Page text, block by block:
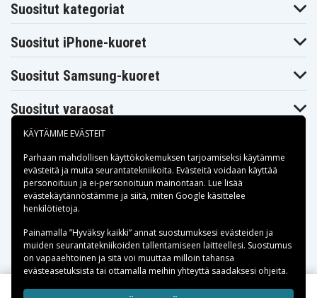
Suositut kategoriat
Suositut iPhone-kuoret
Suositut Samsung-kuoret
Suositut varaosat
Maksuvaihtoehdot
Toimitusvaihtoehdot
KÄYTÄMME EVÄSTEIT
Parhaan mahdollisen käyttökokemuksen tarjoamiseksi käytämme
evästeitä ja muita seurantatekniikoita. Evästeitä voidaan käyttää
personoituun ja ei-personoituun mainontaan. Lue lisää
evästekäytännöstämme ja siitä, miten Google käsittelee
henkilötietoja.
Painamalla ”Hyväksy kaikki” annat suostumuksesi evästeiden ja
muiden seurantatekniikoiden tallentamiseen laitteellesi. Suostumus
on vapaaehtoinen ja sitä voi muuttaa milloin tahansa
evästeasetuksista tai ottamalla meihin yhteyttä saadaksesi ohjeita.